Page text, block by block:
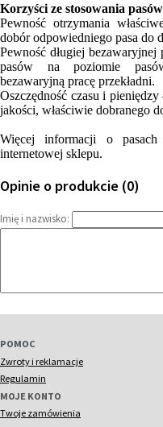
Korzyści ze stosowania
Pewność otrzymania
dobór odpowiedniego pasa do
Pewność długiej
pasów na poziomie
bezawaryjną pracę przekładni.
Oszczędność czasu i
jakości, właściwie dobranego
Więcej informacji o
internetowej sklepu.
Opinie o produkcie (0)
Imię i nazwisko:
POMOC
Zwroty i reklamacje
Regulamin
MOJE KONTO
Twoje zamówienia